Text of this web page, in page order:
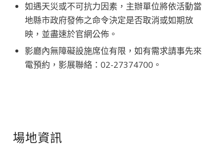
如遇天災或不可抗力因素，主辦單位將依活動當
地縣市政府發佈之命令決定是否取消或如期放
映，並盡速於官網公佈。
影廳內無障礙設施席位有限，如有需求請事先來
電預約，影展聯絡：02-27374700。
場地資訊